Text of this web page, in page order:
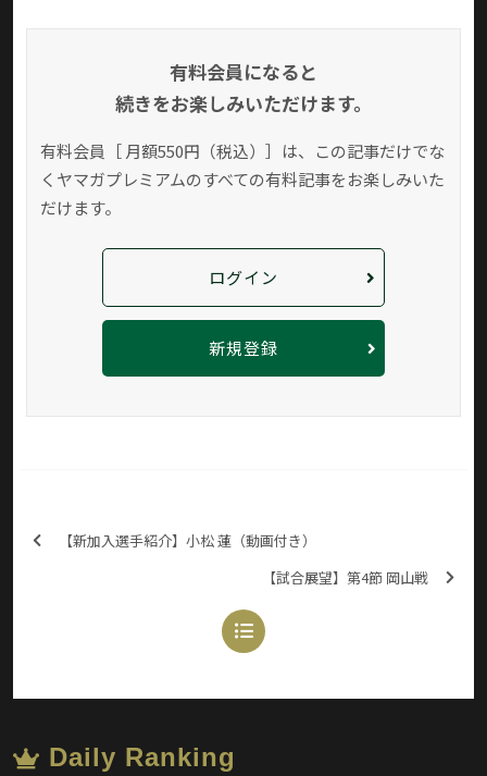
有料会員になると
続きをお楽しみいただけます。
有料会員［ 月額550円（税込）］は、この記事だけでな
く ヤマガプレミアムのすべての有料記事をお楽しみいた
だけます。
ログイン
新規登録
【新加入選手紹介】小松 蓮（動画付き）
【試合展望】第4節 岡山戦
Daily Ranking